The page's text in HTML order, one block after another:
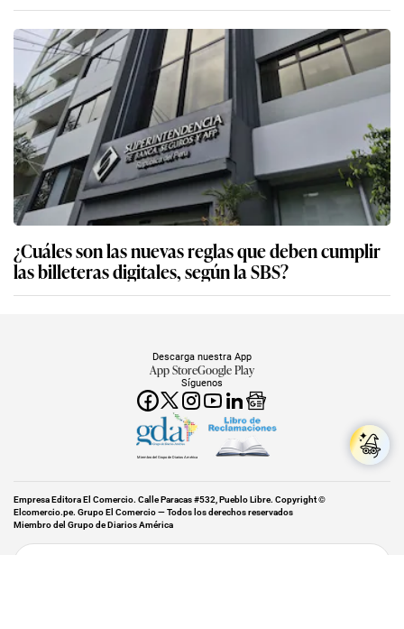
¿Cuáles son las nuevas reglas que deben cumplir
las billeteras digitales, según la SBS?
Síguenos
Descarga nuestra App
App StoreGoogle Play
Miembro del Grupo de Diarios América
Empresa Editora El Comercio. Calle Paracas #532, Pueblo Libre. Copyright ©
Elcomercio.pe. Grupo El Comercio — Todos los derechos reservados
Miembro del Grupo de Diarios América